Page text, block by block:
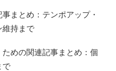
まとめ：テンポアップ・
維持まで
ための関連記事まとめ：個
で